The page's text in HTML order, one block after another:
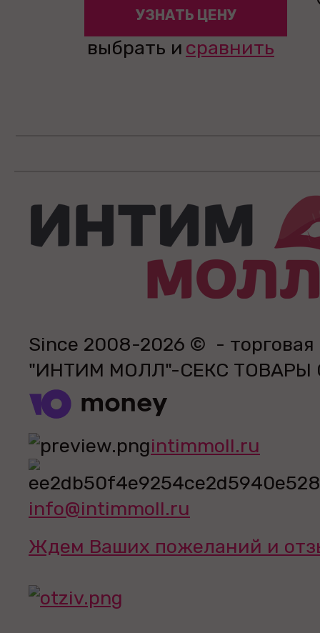
УЗНАТЬ ЦЕНУ
выбрать и сравнить
Since 2008-2026 © - торговая
"ИНТИМ МОЛЛ"-СЕКС
intimmoll.ru
info@intimmoll.ru
Ждем Ваших пожеланий и